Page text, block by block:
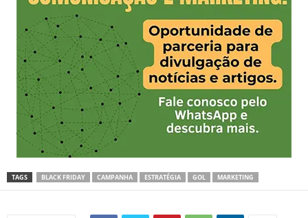
TAGS BLACK FRIDAY CAMPANHA ESTRATÉGIA GOL MARKETING